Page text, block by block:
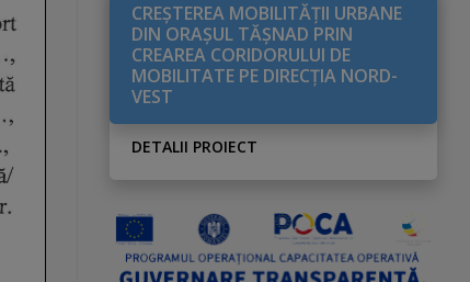
CREŞTEREA MOBILITĂŢII URBANE
DIN ORAŞUL TĂŞNAD PRIN
CREAREA CORIDORULUI DE
MOBILITATE PE DIRECŢIA NORD-
VEST
DETALII PROIECT